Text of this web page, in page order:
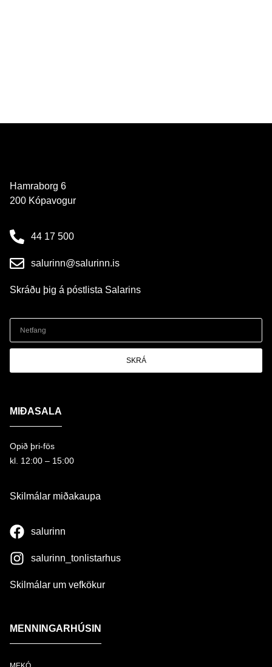
Hamraborg 6
200 Kópavogur
44 17 500
salurinn@salurinn.is
Skráðu þig á póstlista Salarins
SKRÁ
MIÐASALA
Opið þri-fös
kl. 12:00 – 15:00
Skilmálar miðakaupa
salurinn
salurinn_tonlistarhus
Skilmálar um vefkökur
MENNINGARHÚSIN